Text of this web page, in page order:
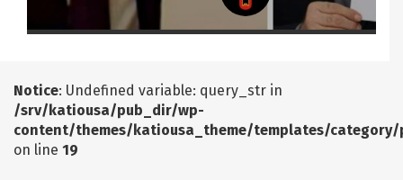
Notice: Undefined variable: query_str in
/srv/katiousa/pub_dir/wp-
content/themes/katiousa_theme/templates/
on line 19